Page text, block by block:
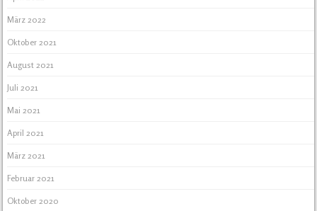
März 2022
Oktober 2021
August 2021
Juli 2021
Mai 2021
April 2021
März 2021
Februar 2021
Oktober 2020